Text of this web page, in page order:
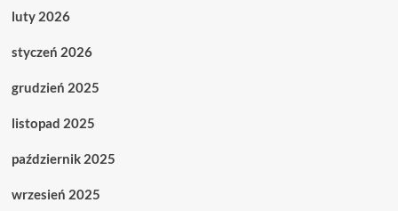
luty 2026
styczeń 2026
grudzień 2025
listopad 2025
październik 2025
wrzesień 2025